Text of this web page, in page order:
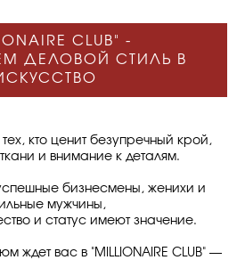
CLUB" -
ДЕЛОВОЙ СТИЛЬ В
кто ценит безупречный крой,
и внимание к деталям.
бизнесмены, женихи и
мужчины,
и статус имеют значение.
ждет вас в "MILLIONAIRE CLUB" —